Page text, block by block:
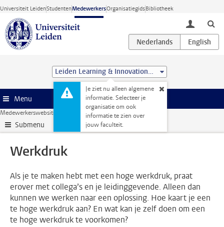
Ga direct naar de inhoud
Universiteit LeidenStudentenMedewerkersOrganisatiegidsBibliotheek
toggle
Leiden Learning & Innovation Centre
Je ziet nu alleen algemene
informatie. Selecteer je
organisatie om ook
informatie te zien over
jouw faculteit.
Menu
Medewerkerswebsite Gezondheid Werkdruk
Submenu
Werkdruk
Als je te maken hebt met een hoge werkdruk, praat
erover met collega’s en je leidinggevende. Alleen dan
kunnen we werken naar een oplossing. Hoe kaart je een
te hoge werkdruk aan? En wat kan je zelf doen om een
te hoge werkdruk te voorkomen?